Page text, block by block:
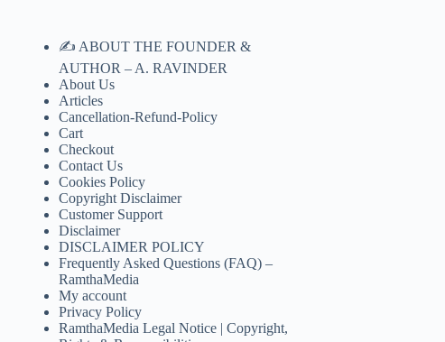
✍️ ABOUT THE FOUNDER &
AUTHOR – A. RAVINDER
About Us
Articles
Cancellation-Refund-Policy
Cart
Checkout
Contact Us
Cookies Policy
Copyright Disclaimer
Customer Support
Disclaimer
DISCLAIMER POLICY
Frequently Asked Questions (FAQ) –
RamthaMedia
My account
Privacy Policy
RamthaMedia Legal Notice | Copyright,